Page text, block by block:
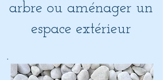
arbre ou aménager un
espace extérieur